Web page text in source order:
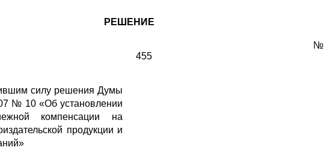
РЕШЕНИЕ
№
455
силу реше­ния Думы
№ 10 «Об установлении
компенсации на
продукции и